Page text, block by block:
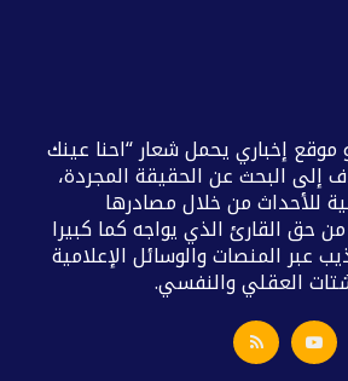
إخباري يحمل شعار “احنا عينك
إلى البحث عن الحقيقة المجردة،
للأحداث من خلال مصادرها
حق القارئ الذي يواجه كما كبيرا
عبر المنصات والوسائل الإعلامية
العقلي والنفسي.